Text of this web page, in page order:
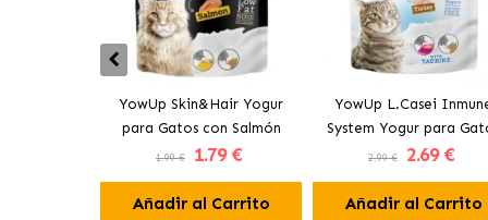
YowUp Skin&Hair Yogur
para Gatos con Salmón
1.99 € 1.79 €
Añadir al Carrito
YowUp L.Casei
System Yogur para
con Pavo
2.99 € 2.69 €
Añadir al Carrito